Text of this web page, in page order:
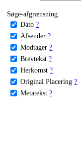
Søge-afgrænsning:
Dato ?
Afsender ?
Modtager ?
Brevtekst ?
Herkomst ?
Original Placering ?
Metatekst ?